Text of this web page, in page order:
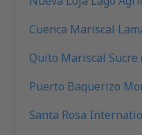
Cuenca Mariscal
Quito Mariscal Sucre
Puerto Baquerizo
Santa Rosa